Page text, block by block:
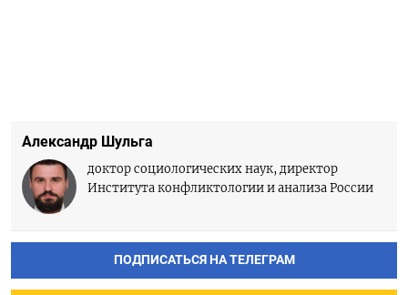
Александр Шульга
доктор социологических наук, директор
Института конфликтологии и анализа России
ПОДПИСАТЬСЯ НА ТЕЛЕГРАМ